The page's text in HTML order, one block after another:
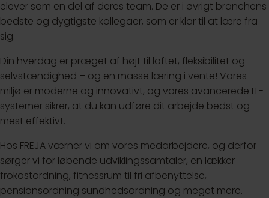
elever som en del af deres team. De er i øvrigt branchens
bedste og dygtigste kollegaer, som er klar til at lære fra
sig.
Din hverdag er præget af højt til loftet, fleksibilitet og
selvstændighed – og en masse læring i vente! Vores
miljø er moderne og innovativt, og vores avancerede IT-
systemer sikrer, at du kan udføre dit arbejde bedst og
mest effektivt.
Hos FREJA værner vi om vores medarbejdere, og derfor
sørger vi for løbende udviklingssamtaler, en lækker
frokostordning, fitnessrum til fri afbenyttelse,
pensionsordning sundhedsordning og meget mere.